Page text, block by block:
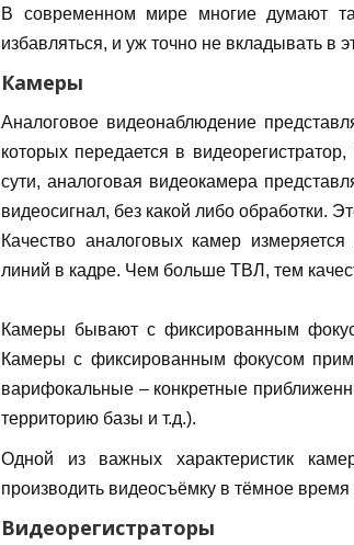
В современном мире многие думают
избавляться, и уж точно не вкладывать в
Камеры
Аналоговое видеонаблюдение
которых передается в
сути, аналоговая видеокамера
видеосигнал, без какой либо обработки.
Качество аналоговых камер
линий в кадре. Чем больше ТВЛ, тем
Камеры бывают с фиксированным
Камеры с фиксированным фокусом
варифокальные – конкретные
территорию базы и т.д.).
Одной из важных характеристик
производить видеосъёмку в тёмное время
Видеорегистраторы